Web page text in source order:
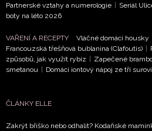
Přihlášením k newsletteru
potvrzujete, že jste se
ochrany soukromí-
Vašimi údaji pracovat zejména
Chcete navíc dostávat i další
Partnerské vztahy a numerologie | Seriál
boty na léto 2026
VAŘENÍ A RECEPTY Vláčné domácí housky
Francouzská třešňová bublanina (Clafoutis) |
způsobů, jak využít rybíz | Zapečené
smetanou | Domácí iontový nápoj ze tří
ČLÁNKY ELLE
Zakrýt bříško nebo odhalit? Kodaňské